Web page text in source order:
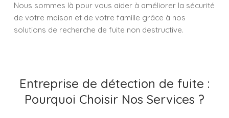
Nous sommes là pour vous aider à améliorer la sécurité
de votre maison et de votre famille grâce à nos
solutions de recherche de fuite non destructive.
Entreprise de détection de fuite :
Pourquoi Choisir Nos Services ?